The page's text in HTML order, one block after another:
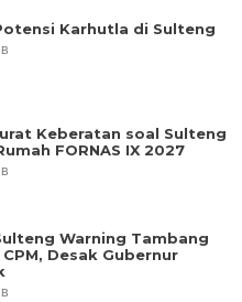
Karhutla di Sulteng
Keberatan soal Sulteng
FORNAS IX 2027
Warning Tambang
Desak Gubernur